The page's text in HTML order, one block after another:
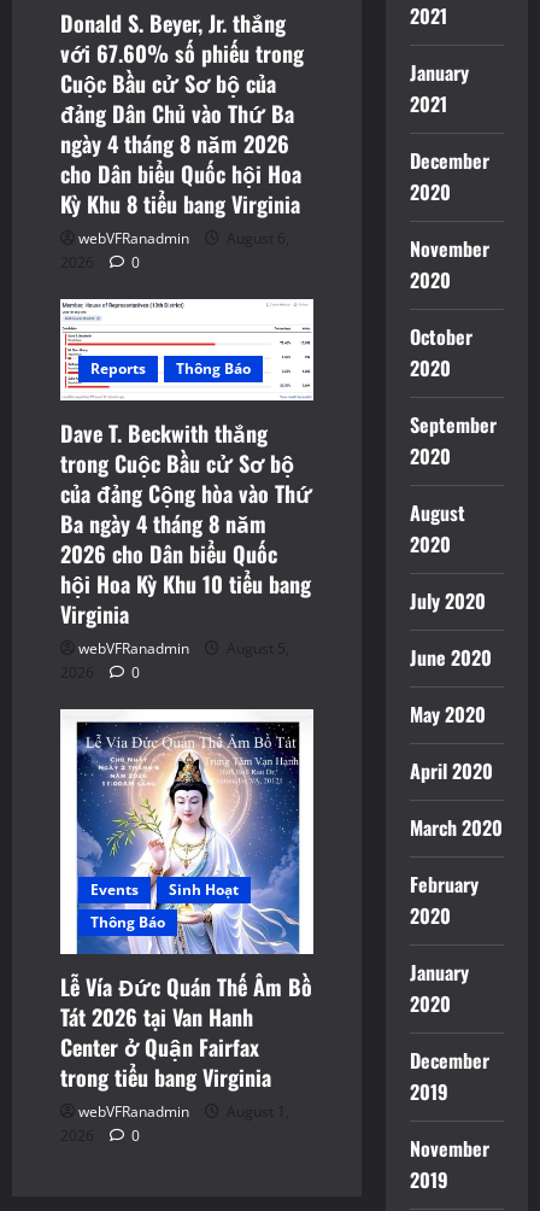
Donald S. Beyer, Jr. thắng
với 67.60% số phiếu trong
Cuộc Bầu cử Sơ bộ của
đảng Dân Chủ vào Thứ Ba
ngày 4 tháng 8 năm 2026
cho Dân biểu Quốc hội Hoa
Kỳ Khu 8 tiểu bang Virginia
webVFRanadmin
August 6,
2026
0
Reports Thông Báo
Dave T. Beckwith thắng
trong Cuộc Bầu cử Sơ bộ
của đảng Cộng hòa vào Thứ
Ba ngày 4 tháng 8 năm
2026 cho Dân biểu Quốc
hội Hoa Kỳ Khu 10 tiểu bang
Virginia
webVFRanadmin
August 5,
2026
0
Events
Sinh Hoạt
Thông Báo
Lễ Vía Đức Quán Thế Âm Bồ
Tát 2026 tại Van Hanh
Center ở Quận Fairfax
trong tiểu bang Virginia
webVFRanadmin
August 1,
2026
0
2021
January
2021
December
2020
November
2020
October
2020
September
2020
August
2020
July 2020
June 2020
May 2020
April 2020
March 2020
February
2020
January
2020
December
2019
November
2019